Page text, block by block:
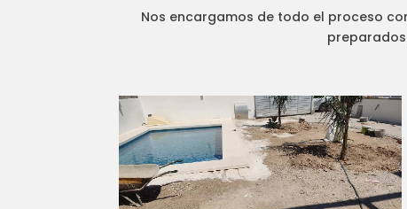
Nos encargamos de todo el proceso